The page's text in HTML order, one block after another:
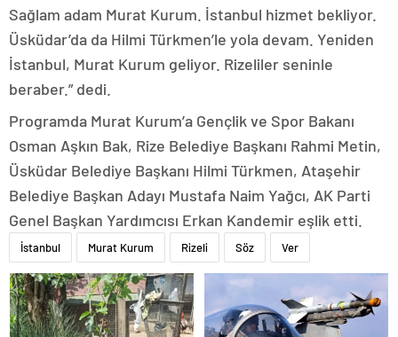
Sağlam adam Murat Kurum. İstanbul hizmet bekliyor.
Üsküdar’da da Hilmi Türkmen’le yola devam. Yeniden
İstanbul, Murat Kurum geliyor. Rizeliler seninle
beraber.” dedi.
Programda Murat Kurum’a Gençlik ve Spor Bakanı
Osman Aşkın Bak, Rize Belediye Başkanı Rahmi Metin,
Üsküdar Belediye Başkanı Hilmi Türkmen, Ataşehir
Belediye Başkan Adayı Mustafa Naim Yağcı, AK Parti
Genel Başkan Yardımcısı Erkan Kandemir eşlik etti.
İstanbul Murat Kurum Rizeli Söz Ver